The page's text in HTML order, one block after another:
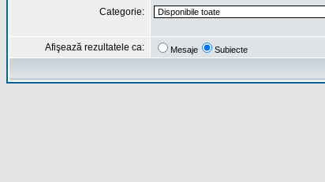
Categorie:
Afişează rezultatele ca: Mesaje Subiecte